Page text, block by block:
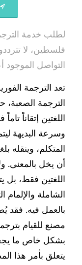
لطلب خدمة
فلسطين، لا
التواصل الموجود
تعد الترجمة
الترجمة
اللغتين إتقاناً
وسرعة البديهة
المتكلم،
أن يخل بالمعنى.
اللغتين فقط، بل
الشاملة
بالعمل فيه. فقد
مصنع للقيام
بشكل خاص ما
يتعلق بأمر هذا